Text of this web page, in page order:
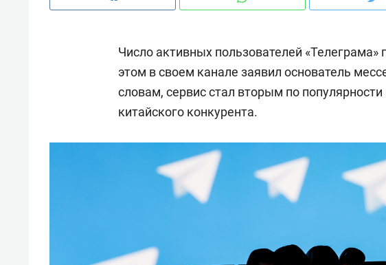
Число активных пользователей
этом в своем канале заявил основатель
словам, сервис стал вторым по популярности
китайского конкурента.
с ментальным и физическим
состоянием как основа
антихрупких команд
Рекомендуем
в Менделеевске
«Гонка Героев»